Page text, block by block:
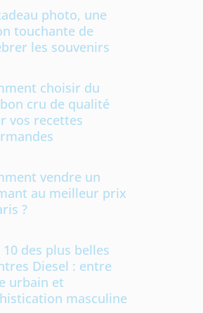
photo, une
touchante de
les souvenirs
choisir du
cru de qualité
vos recettes
vendre un
au meilleur prix
?
10 des plus belles
Diesel : entre
urbain et
masculine